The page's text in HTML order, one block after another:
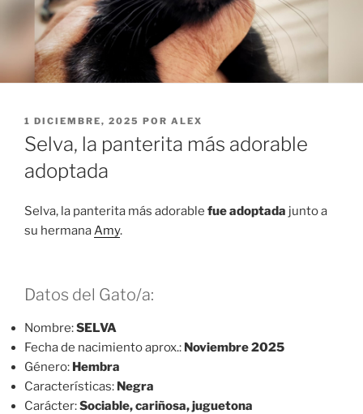
PUBLICADO
EL
1 DICIEMBRE, 2025 POR ALEX
Selva, la panterita más adorable
adoptada
Selva, la panterita más adorable fue adoptada junto a
su hermanaAmy.
Datos del Gato/a:
Nombre:SELVA
Fecha de nacimiento aprox.: Noviembre 2025
Género: Hembra
Características: Negra
Carácter:Sociable, cariñosa, juguetona